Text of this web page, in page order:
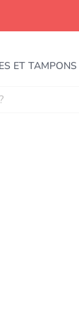
ET TAMPONS